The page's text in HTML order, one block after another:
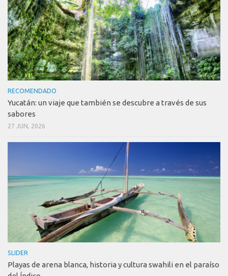
RECOMENDADO
Yucatán: un viaje que también se descubre a través de sus
sabores
27 JUN, 2026
SLIDER
Playas de arena blanca, historia y cultura swahili en el paraíso